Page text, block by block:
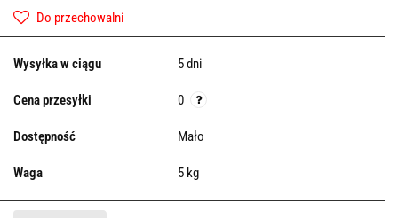
Do przechowalni
Wysyłka w ciągu 5 dni
Cena przesyłki 0
Dostępność Mało
Waga 5 kg